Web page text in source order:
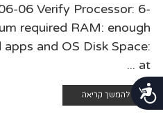
נגישות
06 Verify Processor: 6-
required RAM: enough
and OS Disk Space:
at ...
להמשך קריאה